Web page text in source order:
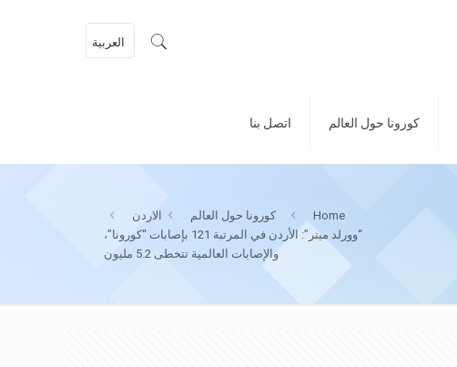
كورونا حول العالم اتصل بنا
العربية
Home كورونا حول العالم
الاردن
“وورلد ميتر”: الأردن في المرتبة 121 بإصابات “كورونا”،
والإصابات العالمية تتخطى 5.2 مليون